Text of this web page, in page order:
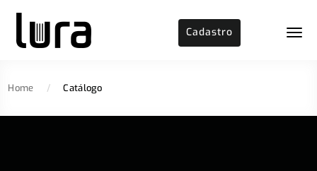
Cadastro
Home / Catálogo